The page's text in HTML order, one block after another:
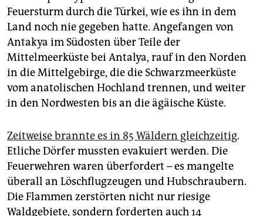
Feuersturm durch die Türkei, wie es ihn in dem
Land noch nie gegeben hatte. Angefangen von
Antakya im Südosten über Teile der
Mittelmeerküste bei Antalya, rauf in den Norden
in die Mittelgebirge, die die Schwarzmeerküste
vom anatolischen Hochland trennen, und weiter
in den Nordwesten bis an die ägäische Küste.
Zeitweise brannte es in 85 Wäldern gleichzeitig.
Etliche Dörfer mussten evakuiert werden. Die
Feuerwehren waren überfordert – es mangelte
überall an Löschflugzeugen und Hubschraubern.
Die Flammen zerstörten nicht nur riesige
Waldgebiete, sondern forderten auch 14